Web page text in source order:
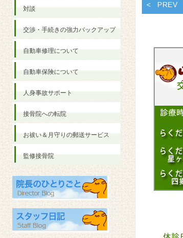
PREV
対談
交渉・手続きの強力バックアップ
自動車修理について
自動車保険について
人身事故サポート
接骨院への転院
お祓い＆月守りの郵送サービス
監修接骨院